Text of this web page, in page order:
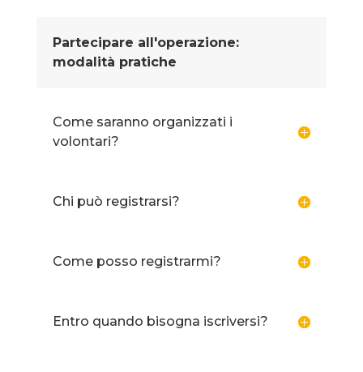
Partecipare all'operazione:
modalità pratiche
Come saranno organizzati i
volontari?
Chi può registrarsi?
Come posso registrarmi?
Entro quando bisogna iscriversi?